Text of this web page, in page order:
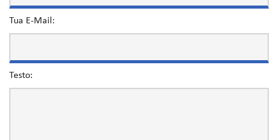
Tua E-Mail:
Testo: